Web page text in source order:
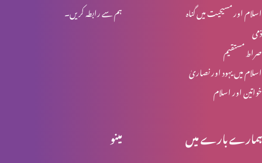
اخلاقی احتساب : اجر عظیم (حصہ 1)
اخلاقی احتساب: پہاڑی واعظ (حصہ 4)
ہم سے رابطہ کریں۔
اسلام اور مسیحیت میں گناہ
ذمی
صراط مستقیم
اسلام میں یہود اور نصاریٰ
خواتین اور اسلام
مینو ہمارے بارے میں